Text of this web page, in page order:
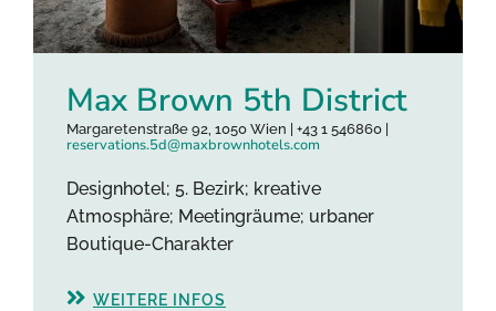
Max Brown 5th District
Margaretenstraße 92, 1050 Wien | +43 1 546860 |
reservations.5d@maxbrownhotels.com
Designhotel; 5. Bezirk; kreative
Atmosphäre; Meetingräume; urbaner
Boutique-Charakter
WEITERE INFOS